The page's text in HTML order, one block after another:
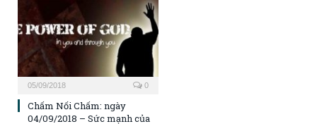
05/09/2018 0
Chấm Nối Chấm: ngày
04/09/2018 – Sức mạnh của